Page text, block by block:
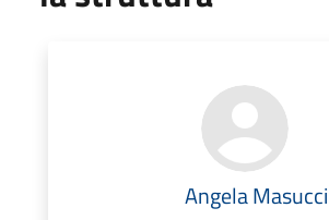
Angela Masucci